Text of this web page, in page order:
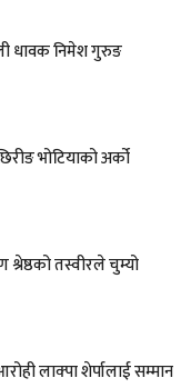
धावक निमेश गुरुङ
भोटियाको अर्को
तस्वीरले चुम्यो
लाक्पा शेर्पालाई सम्मान